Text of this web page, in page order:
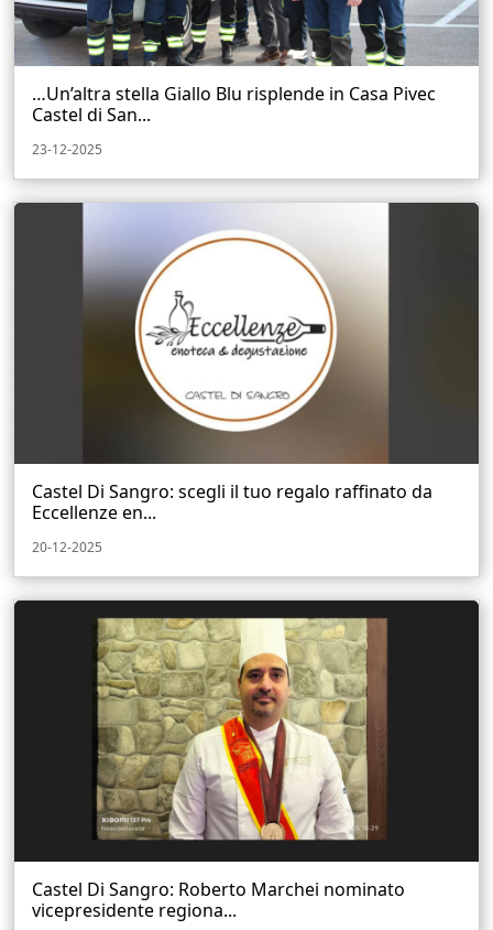
…Un’altra stella Giallo Blu risplende in Casa Pivec
Castel di San...
23-12-2025
Castel Di Sangro: scegli il tuo regalo raffinato da
Eccellenze en...
20-12-2025
Castel Di Sangro: Roberto Marchei nominato
vicepresidente regiona...